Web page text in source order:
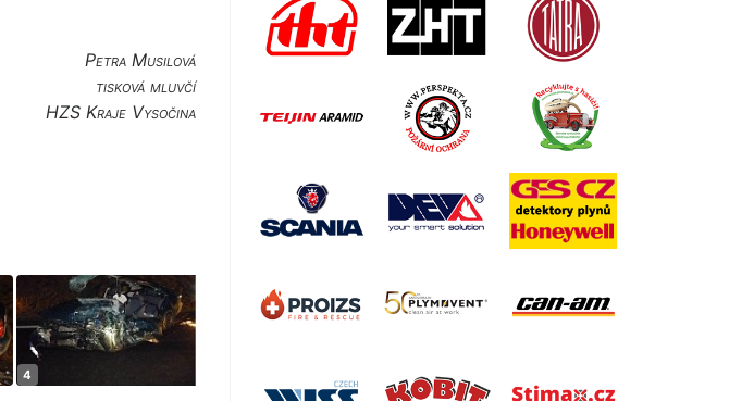
Petra Musilová
tisková mluvčí
HZS Kraje Vysočina